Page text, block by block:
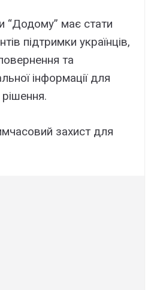
“Додому” має стати
підтримки українців,
та
інформації для
захист для